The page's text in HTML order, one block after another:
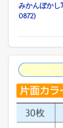
みかんぼかし
0872)